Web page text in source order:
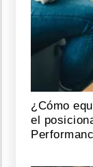
¿Cómo
el